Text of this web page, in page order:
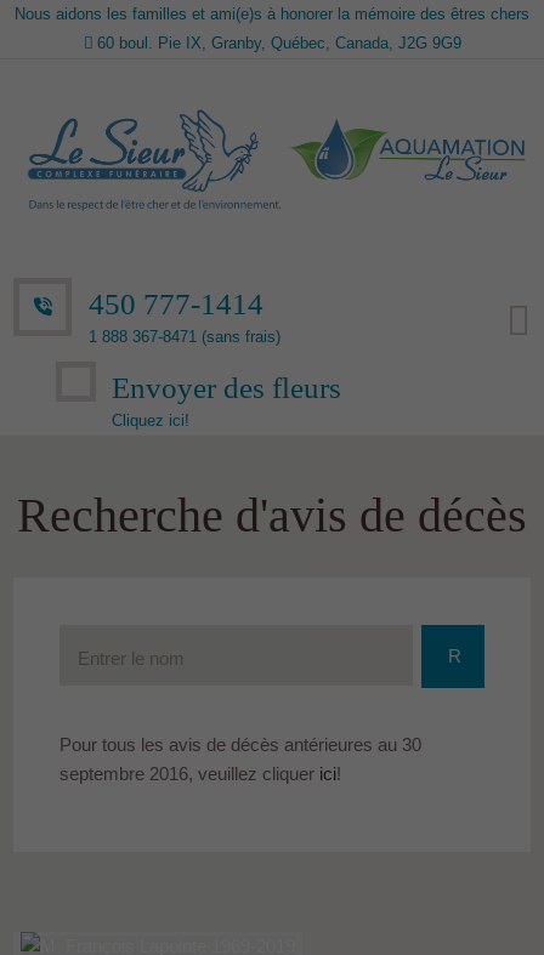
Nous aidons les familles et ami(e)s à honorer la mémoire des êtres chers
60 boul. Pie IX, Granby, Québec, Canada, J2G 9G9
450 777-1414
1 888 367-8471 (sans frais)
Envoyer des fleurs
Cliquez ici!
Recherche d'avis de décès
R
Pour tous les avis de décès antérieures au 30
septembre 2016, veuillez cliquer ici!